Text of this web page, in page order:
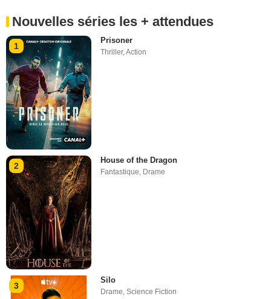
Nouvelles séries les + attendues
1
Prisoner
Thriller,Action
2
House of the Dragon
Fantastique, Drame
3
Silo
Drame,Science Fiction